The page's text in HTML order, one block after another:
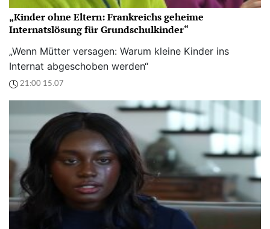
„Kinder ohne Eltern: Frankreichs geheime
Internatslösung für Grundschulkinder“
„Wenn Mütter versagen: Warum kleine Kinder ins
Internat abgeschoben werden“
21:00 15.07